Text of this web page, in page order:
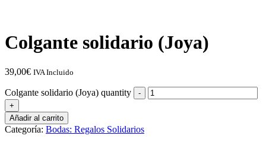
Colgante solidario (Joya)
39,00€ IVA Incluido
Colgante solidario (Joya) quantity
Añadir al carrito
Categoría: Bodas: Regalos Solidarios